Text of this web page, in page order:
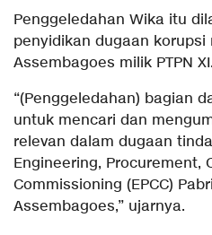
Penggeledahan Wika itu
penyidikan dugaan korupsi
Assembagoes milik PTPN XI.
“(Penggeledahan) bagian
untuk mencari dan
relevan dalam dugaan
Engineering, Procurement,
Commissioning (EPCC)
Assembagoes,” ujarnya.